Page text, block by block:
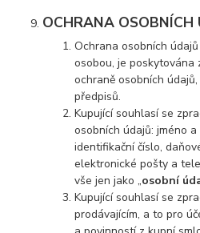
OCHRANA OSOBNÍCH
Ochrana osobních
osobou, je poskytována
ochraně osobních
předpisů.
Kupující souhlasí se
osobních údajů: jméno
identifikační číslo,
elektronické pošty a
vše jen jako „osobní
Kupující souhlasí se
prodávajícím, a to pro